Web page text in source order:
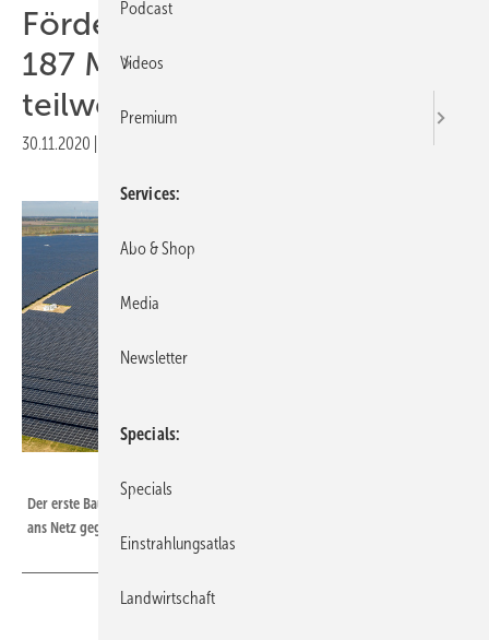
Förderfreier Solarpark mit
187 Megawatt Leistung ist
teilweise fertig
30.11.2020
Der erste Bauabschnitt des riesigen Solarparks Weesow-Willmersdorf ist
ans Netz gegangen.
Podcast
Videos
Premium
Services
Abo & Shop
Media
Newsletter
Specials
Specials
Einstrahlungsatlas
Landwirtschaft